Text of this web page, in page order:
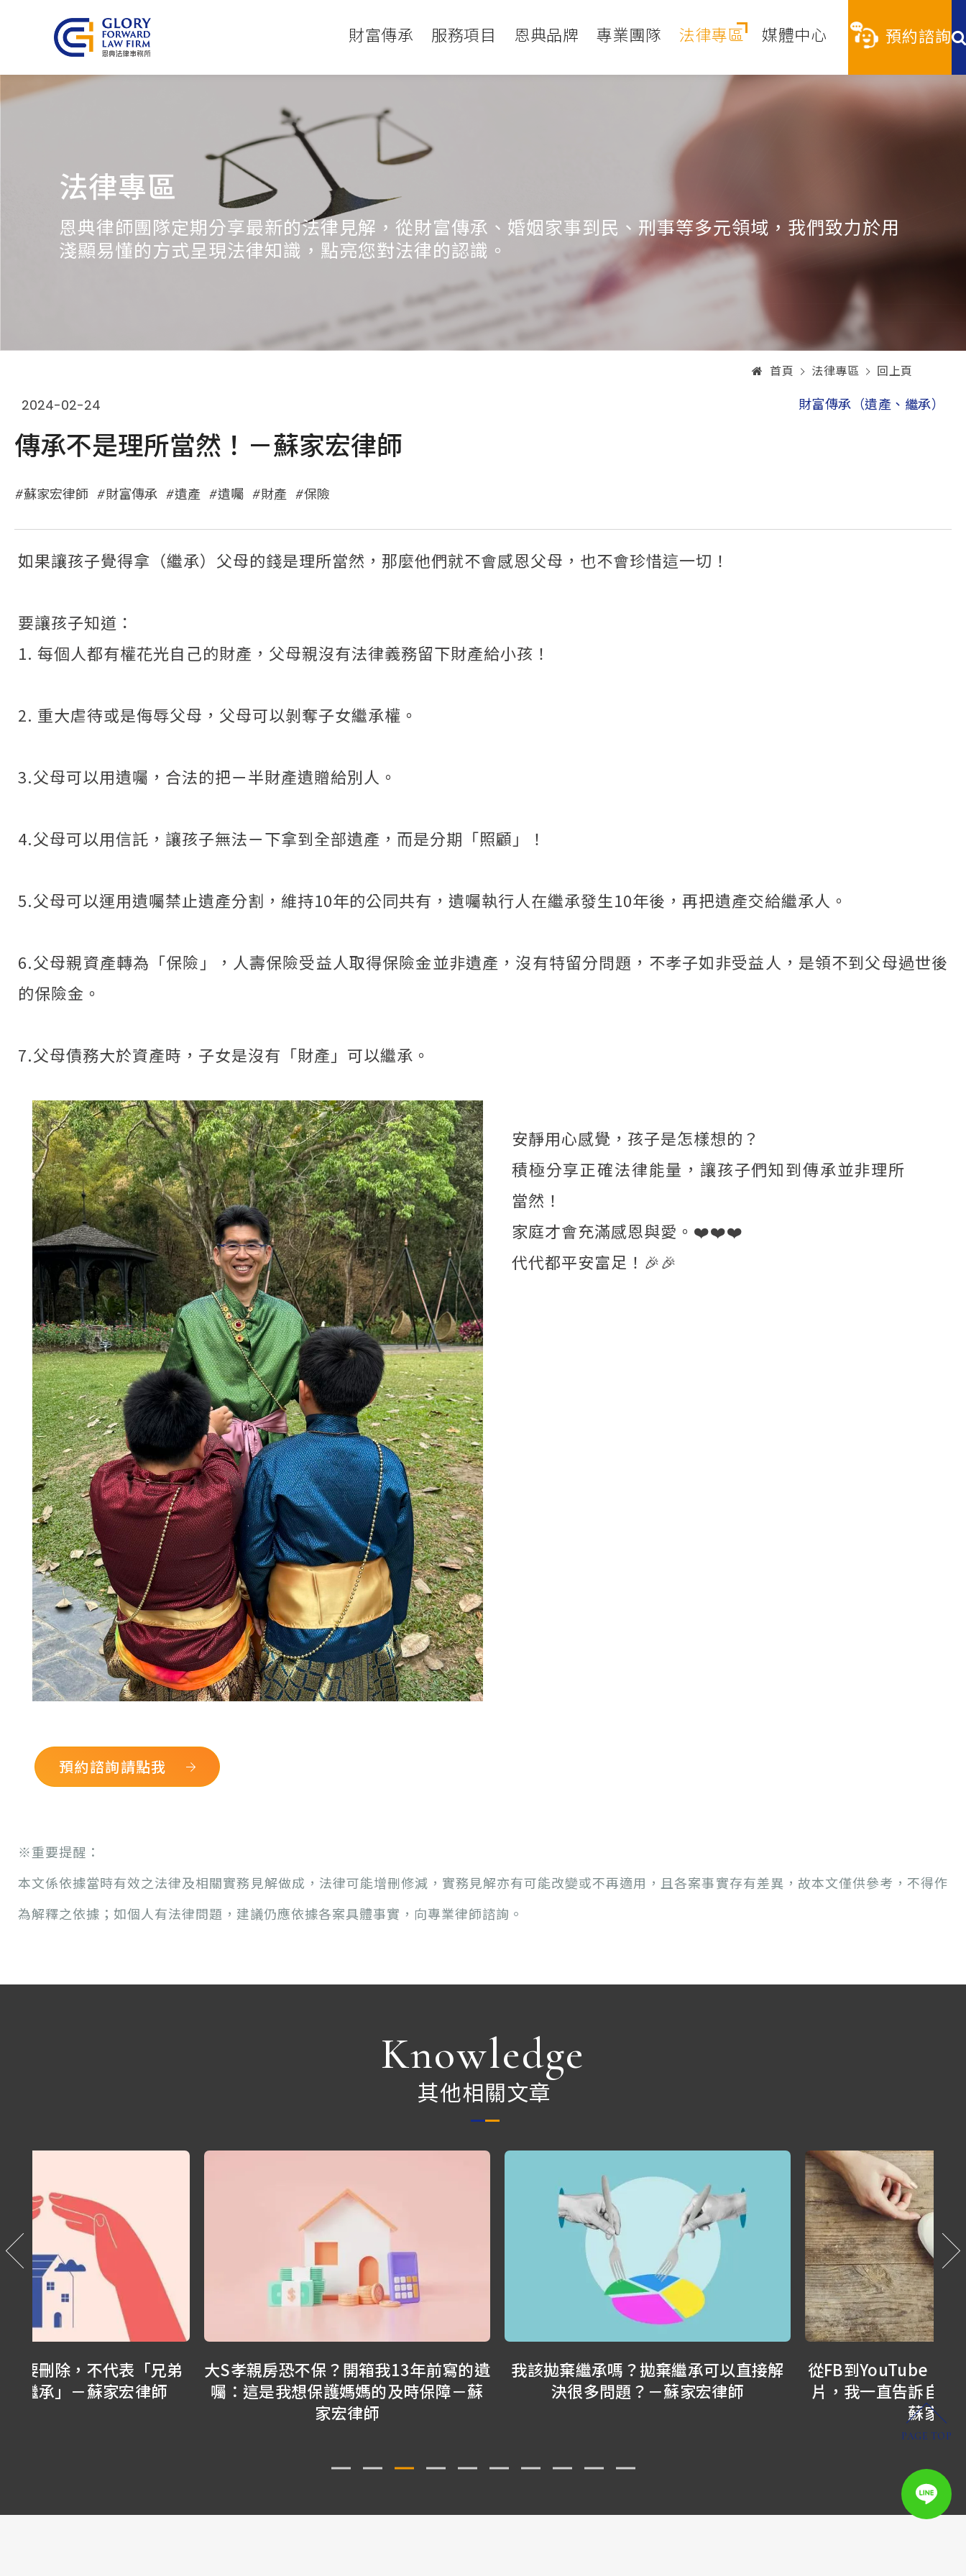
財富傳承 服務項目 恩典品牌 專業團隊 法律專區 媒體中心 預約諮詢
法律專區
恩典律師團隊定期分享最新的法律見解，從財富傳承、婚姻家事到民、刑事等多元領域，我們致力於用
淺顯易懂的方式呈現法律知識，點亮您對法律的認識。
首頁 法律專區 回上頁
2024-02-24 財富傳承（遺產、繼承）
傳承不是理所當然！－蘇家宏律師
蘇家宏律師 財富傳承 遺產 遺囑 財產 保險
如果讓孩子覺得拿（繼承）父母的錢是理所當然，那麼他們就不會感恩父母，也不會珍惜這一切！
要讓孩子知道：
1. 每個人都有權花光自己的財產，父母親沒有法律義務留下財產給小孩！
2. 重大虐待或是侮辱父母，父母可以剝奪子女繼承權。
3.父母可以用遺囑，合法的把ㄧ半財產遺贈給別人。
4.父母可以用信託，讓孩子無法ㄧ下拿到全部遺產，而是分期「照顧」！
5.父母可以運用遺囑禁止遺產分割，維持10年的公同共有，遺囑執行人在繼承發生10年後，再把遺產交給繼承人。
6.父母親資產轉為「保險」，人壽保險受益人取得保險金並非遺產，沒有特留分問題，不孝子如非受益人，是領不到父母過世後
的保險金。
7.父母債務大於資產時，子女是沒有「財產」可以繼承。
安靜用心感覺，孩子是怎樣想的？
積極分享正確法律能量，讓孩子們知到傳承並非理所
當然！
家庭才會充滿感恩與愛。❤️❤️❤️
代代都平安富足！🎉🎉
預約諮詢請點我
※重要提醒：
本文係依據當時有效之法律及相關實務見解做成，法律可能增刪修減，實務見解亦有可能改變或不再適用，且各案事實存有差異，故本文僅供參考，不得作
為解釋之依據；如個人有法律問題，建議仍應依據各案具體事實，向專業律師諮詢。
Knowledge
其他相關文章
大S孝親房恐不保？開箱我13年前寫的遺
囑：這是我想保護媽媽的及時保障－蘇
我該拋棄繼承嗎？拋棄繼承可以直接解
決很多問題？－蘇家宏律師
從FB到YouTube，從文字、寫書到拍影
片，我一直告訴自己，不能停下來！－
PAGE TOP